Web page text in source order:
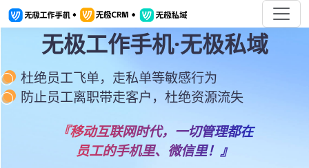
无极工作手机·无极私域
杜绝员工飞单，走私单等敏感行为
防止员工离职带走客户，杜绝资源流失
『移动互联网时代，一切管理都在
员工的手机里、微信里！』